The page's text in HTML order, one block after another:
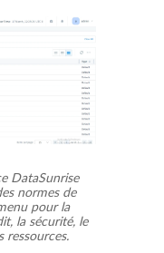
DataSunrise
normes de
pour la
la sécurité, le
ressources.